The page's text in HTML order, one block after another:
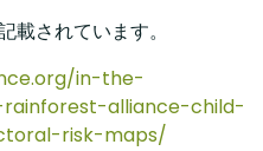
載されています。
in-the-
alliance-child-
risk-maps/